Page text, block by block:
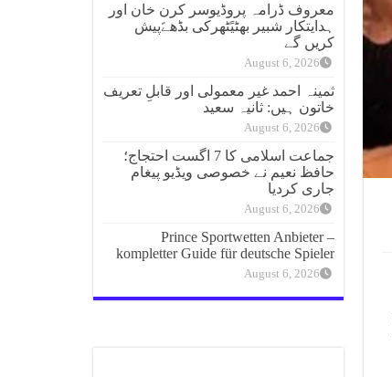
معروف ڈرامہ پروڈیوسر کرن خان اور
ہدایتکار شبیر بھٹیًٹھرکی بڈھےًپیش
کریں گے
August 6, 2026
ثمینہ احمد غیر معمولی اور قابلِ تعریف
خاتون ہیں: ثانیہ سعید
August 6, 2026
جماعت اسلامی کا 7 اگست احتجاج؛
حافظ نعیم نے خصوصی ویڈیو پیغام
جاری کردیا
August 6, 2026
Prince Sportwetten Anbieter –
kompletter Guide für deutsche Spieler
August 6, 2026